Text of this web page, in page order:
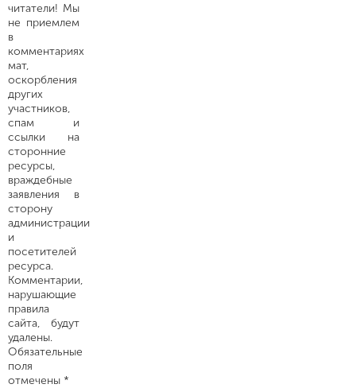
читатели! Мы
не приемлем
в
комментариях
мат,
оскорбления
других
участников,
спам и
ссылки на
сторонние
ресурсы,
враждебные
заявления в
сторону
администрации
и
посетителей
ресурса.
Комментарии,
нарушающие
правила
сайта, будут
удалены.
Обязательные
поля
отмечены *